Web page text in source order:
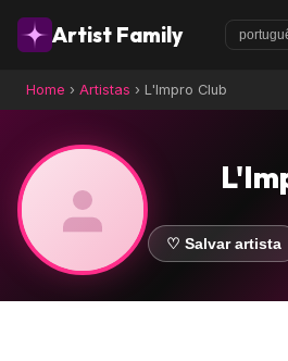
Artist Family
Home › Artistas › L'Impro Club
♡ Salvar artista